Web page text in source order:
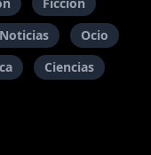
Noticias
Ocio
Ciencias